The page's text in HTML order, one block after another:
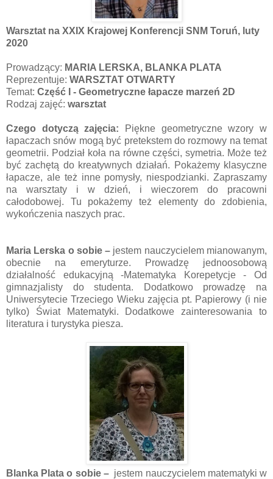
Warsztat na XXIX Krajowej Konferencji SNM Toruń, luty
2020
Prowadzący: MARIA LERSKA, BLANKA PLATA
Reprezentuje: WARSZTAT OTWARTY
Temat: Część I - Geometryczne łapacze marzeń 2D
Rodzaj zajęć: warsztat
Czego dotyczą zajęcia:
Piękne geometryczne wzory w
łapaczach snów mogą być pretekstem do rozmowy na temat
geometrii. Podział koła na równe części, symetria. Może też
być zachętą do kreatywnych działań. Pokażemy klasyczne
łapacze, ale też inne pomysły, niespodzianki. Zapraszamy
na warsztaty i w dzień, i wieczorem do pracowni
całodobowej. Tu pokażemy też elementy do zdobienia,
wykończenia naszych prac.
Maria Lerska o sobie – jestem nauczycielem mianowanym,
obecnie na emeryturze. Prowadzę jednoosobową
działalność edukacyjną -Matematyka Korepetycje - Od
gimnazjalisty do studenta. Dodatkowo prowadzę na
Uniwersytecie Trzeciego Wieku zajęcia pt. Papierowy (i nie
tylko) Świat Matematyki. Dodatkowe zainteresowania to
literatura i turystyka piesza.
Blanka Plata o sobie – jestem nauczycielem matematyki w